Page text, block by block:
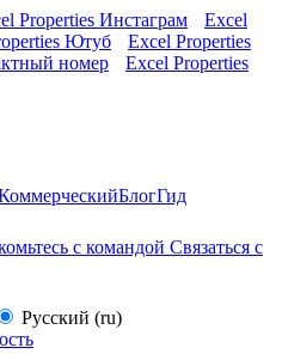
Properties Инстаграм
Excel
Ютуб
Excel Properties
номер
Excel Properties
БлогГид
с командой Связаться с
Русский (ru)